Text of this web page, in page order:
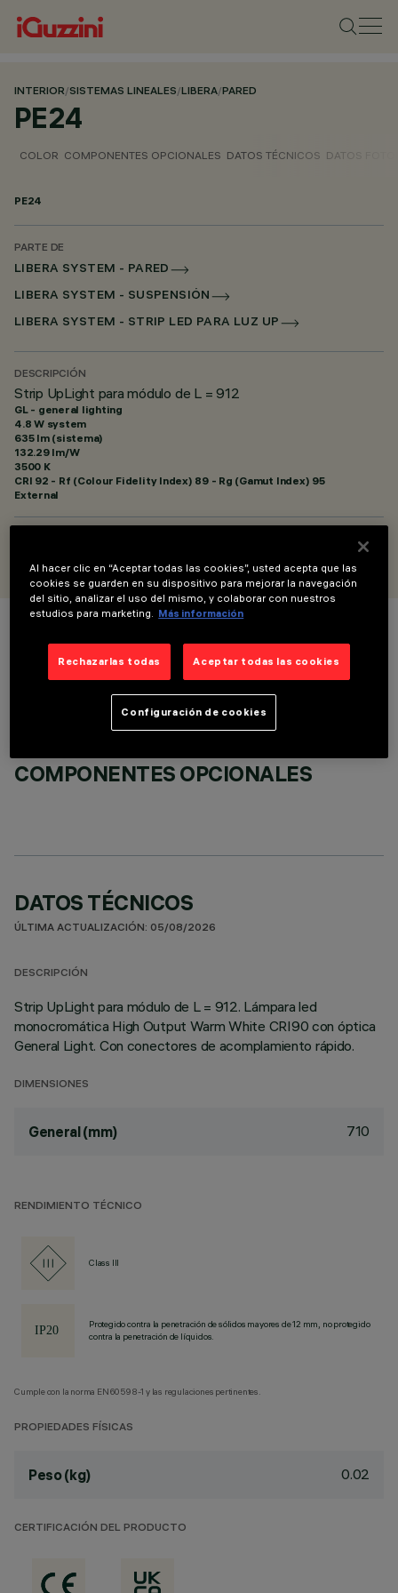
INTERIOR/SISTEMAS LINEALES/LIBERA/PARED
PE24
COLOR COMPONENTES OPCIONALES DATOS TÉCNICOS DATOS
PE24
PARTE DE
LIBERA SYSTEM - PARED
LIBERA SYSTEM - SUSPENSIÓN
LIBERA SYSTEM - STRIP LED PARA LUZ UP
DESCRIPCIÓN
Strip UpLight para módulo de L = 912
GL - general lighting
4.8 W system
635 lm (sistema)
132.29 lm/W
3500 K
CRI 92 - Rf (Colour Fidelity Index) 89 - Rg (Gamut Index) 95
External
COLOR
COMPONENTES OPCIONALES
DATOS TÉCNICOS
ÚLTIMA ACTUALIZACIÓN: 05/08/2026
DESCRIPCIÓN
Strip UpLight para módulo de L = 912. Lámpara led
monocromática High Output Warm White CRI90 con óptica
General Light. Con conectores de acomplamiento rápido.
DIMENSIONES
General (mm) 710
RENDIMIENTO TÉCNICO
Class III
Protegido contra la penetración de sólidos mayores de 12 mm, no protegido
contra la penetración de líquidos.
Cumple con la norma EN60598-1 y las regulaciones pertinentes.
PROPIEDADES FÍSICAS
Peso (kg) 0.02
CERTIFICACIÓN DEL PRODUCTO
Al hacer clic en “Aceptar todas las cookies”, usted acepta que las
cookies se guarden en su dispositivo para mejorar la navegación
del sitio, analizar el uso del mismo, y colaborar con nuestros
estudios para marketing. Más información
Rechazarlas todas Aceptar todas las cookies
Configuración de cookies